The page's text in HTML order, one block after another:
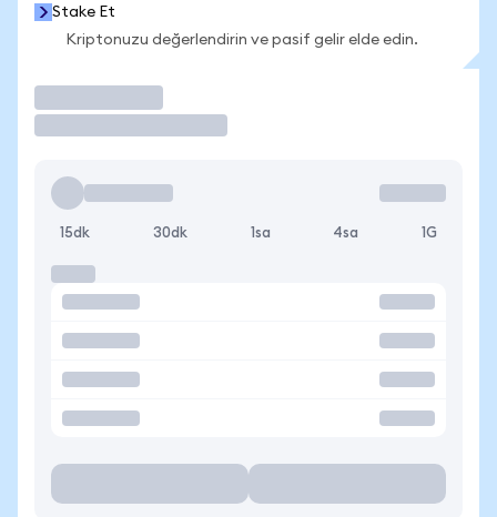
Stake Et
Kriptonuzu değerlendirin ve pasif gelir elde edin.
15dk 30dk 1sa 4sa 1G